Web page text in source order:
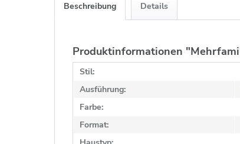
Beschreibung Details
Produktinformationen
Stil:
Ausführung:
Farbe:
Format: